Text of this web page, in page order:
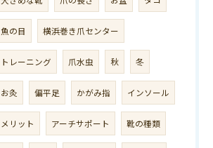
魚の目 横浜巻き爪センター
トレーニング 爪水虫 秋 冬
お灸 偏平足 かがみ指 インソール
メリット アーチサポート 靴の種類